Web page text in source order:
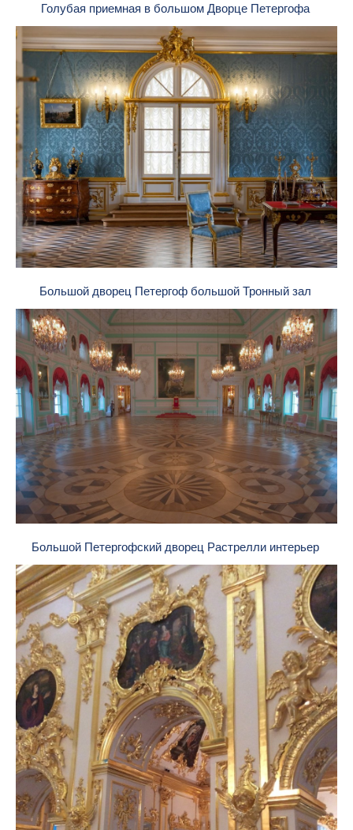
Голубая приемная в большом Дворце Петергофа
Большой дворец Петергоф большой Тронный зал
Большой Петергофский дворец Растрелли интерьер